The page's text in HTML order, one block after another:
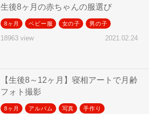
生後8ヶ月の赤ちゃんの服選び
8ヶ月 ベビー服 女の子 男の子
18963 view 2021.02.24
【生後8～12ヶ月】寝相アートで月齢
フォト撮影
8ヶ月 アルバム 写真 手作り